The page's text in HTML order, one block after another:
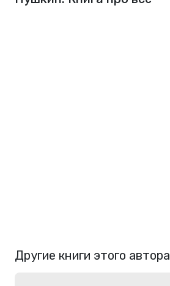
Другие книги этого автора